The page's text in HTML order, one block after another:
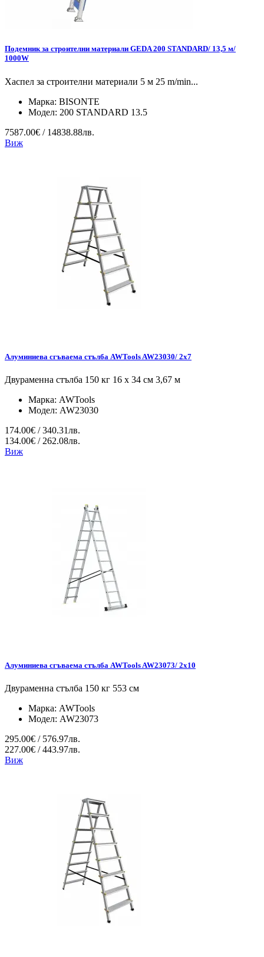
Подемник за строителни материали GEDA 200 STANDARD/ 13,5 м/
1000W
Хаспел за строителни материали 5 м 25 m/min...
Марка: BISONTE
Модел: 200 STANDARD 13.5
7587.00€ / 14838.88лв.
Виж
Алуминиева сгъваема стълба AWTools AW23030/ 2x7
Двураменна стълба 150 кг 16 x 34 см 3,67 м
Марка: AWTools
Модел: AW23030
174.00€ / 340.31лв.
134.00€ / 262.08лв.
Виж
Алуминиева сгъваема стълба AWTools AW23073/ 2x10
Двураменна стълба 150 кг 553 см
Марка: AWTools
Модел: AW23073
295.00€ / 576.97лв.
227.00€ / 443.97лв.
Виж